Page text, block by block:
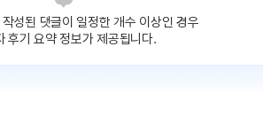
성된 댓글이 일정한 개수 이상인 경우
후기 요약 정보가 제공됩니다.